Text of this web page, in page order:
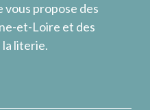
propose des
et-Loire et des
la literie.